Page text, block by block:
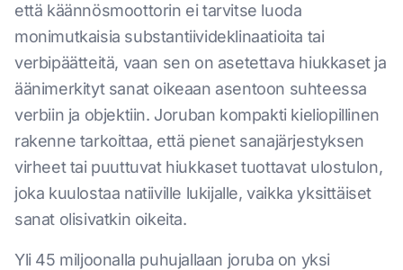
että käännösmoottorin ei tarvitse luoda
monimutkaisia substantiivideklinaatioita tai
verbipäätteitä, vaan sen on asetettava hiukkaset ja
äänimerkityt sanat oikeaan asentoon suhteessa
verbiin ja objektiin. Joruban kompakti kieliopillinen
rakenne tarkoittaa, että pienet sanajärjestyksen
virheet tai puuttuvat hiukkaset tuottavat ulostulon,
joka kuulostaa natiiville lukijalle, vaikka yksittäiset
sanat olisivatkin oikeita.
Yli 45 miljoonalla puhujallaan joruba on yksi